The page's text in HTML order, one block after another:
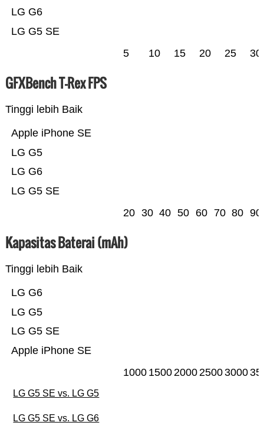
LG G5 SE
LG G6
5 10 15 20 25 30
GFXBench T-Rex FPS
Tinggi lebih Baik
LG G5 SE
LG G6
LG G5
Apple iPhone SE
20 30 40 50 60 70 80 90
Kapasitas Baterai (mAh)
Tinggi lebih Baik
Apple iPhone SE
LG G5 SE
LG G5
LG G6
1000 1500200025003000
LG G5 SE vs. LG G5
LG G5 SE vs. LG G6